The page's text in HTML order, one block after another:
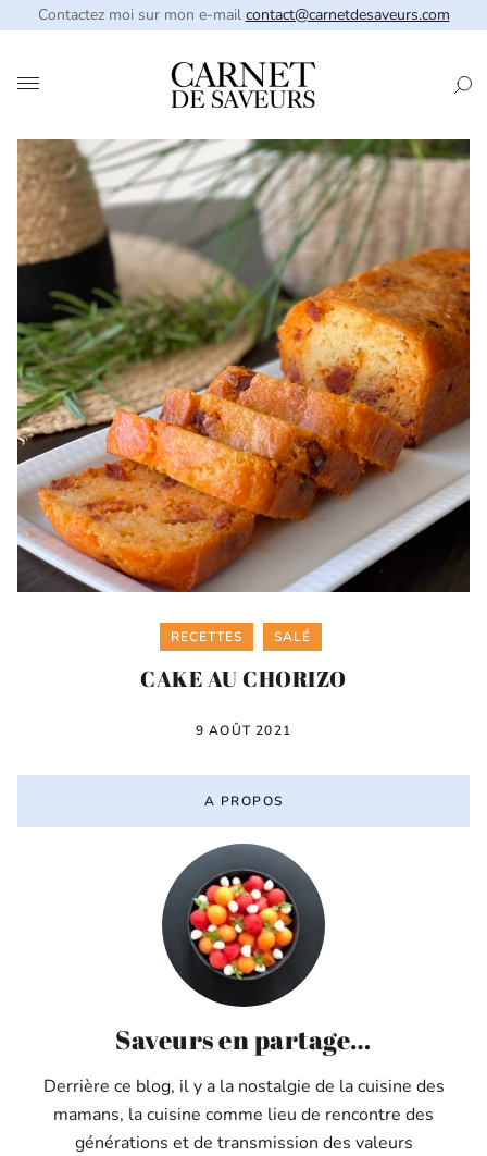
Contactez moi sur mon e-mail contact@carnetdesaveurs.com
Categories
RECETTES SALÉ
CAKE AU CHORIZO
9 AOÛT 2021
A PROPOS
Saveurs en partage…
Derrière ce blog, il y a la nostalgie de la cuisine des
mamans, la cuisine comme lieu de rencontre des
générations et de transmission des valeurs